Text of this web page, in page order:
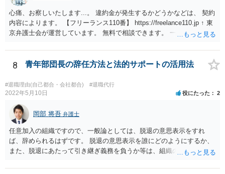
心痛、お察しいたします...。 違約金が発生するかどうかなどは、 契約
内容によります。 【フリーランス110番】 https://freelance110.jp ↑ 東
京弁護士会が運営しています。 無料で相談できます。 一度、ご相談す
「パワハラしてたよね」という材料で 減額交渉も可能かもしれませ
ん。
8 青年部団長の辞任方法と法的サポートの活用法
#退職理由(自己都合・会社都合) #退職代行
2022年5月10日 役にたった 2
岡部 将吾 弁護士
任意加入の組織ですので、一般論としては、脱退の意思表示をすれ
ば、辞められるはずです。 脱退の意思表示を誰にどのようにするか、
また、脱退にあたって引き継ぎ義務を負うか等は、組織の実態等を踏
もう少し具体的な対応方法についてアドバイスを受けられると思いま